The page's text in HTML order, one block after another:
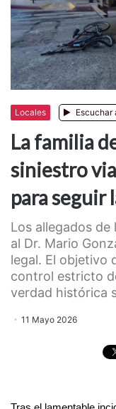
Locales Escuchar
La familia
siniestro
para seguir
Los allegados
al Dr. Mario
legal. El objetivo
control estricto
verdad histórica
11 Mayo 2026